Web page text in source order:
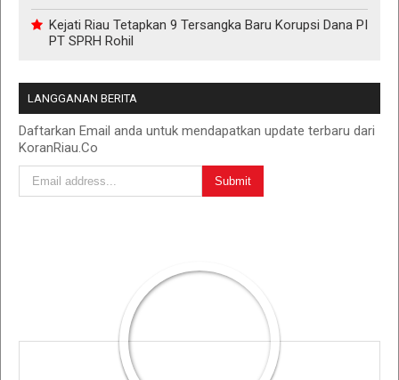
Kejati Riau Tetapkan 9 Tersangka Baru Korupsi Dana PI
PT SPRH Rohil
LANGGANAN BERITA
Daftarkan Email anda untuk mendapatkan update terbaru dari
KoranRiau.Co